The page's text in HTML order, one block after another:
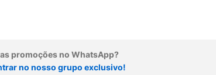
promoções no WhatsApp?
no nosso grupo exclusivo!